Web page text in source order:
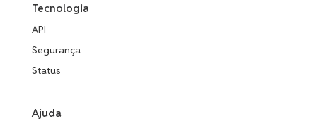
Tecnologia
API
Segurança
Status
Ajuda